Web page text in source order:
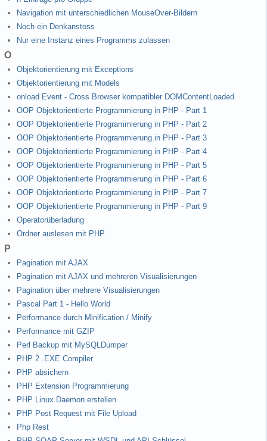
Navigation mit unterschiedlichen MouseOver-Bildern
Noch ein Denkanstoss
Nur eine Instanz eines Programms zulassen
O
Objektorientierung mit Exceptions
Objektorientierung mit Models
onload Event - Cross Browser kompatibler DOMContentLoaded
OOP Objektorientierte Programmierung in PHP - Part 1
OOP Objektorientierte Programmierung in PHP - Part 2
OOP Objektorientierte Programmierung in PHP - Part 3
OOP Objektorientierte Programmierung in PHP - Part 4
OOP Objektorientierte Programmierung in PHP - Part 5
OOP Objektorientierte Programmierung in PHP - Part 6
OOP Objektorientierte Programmierung in PHP - Part 7
OOP Objektorientierte Programmierung in PHP - Part 9
Operatorüberladung
Ordner auslesen mit PHP
P
Pagination mit AJAX
Pagination mit AJAX und mehreren Visualisierungen
Pagination über mehrere Visualisierungen
Pascal Part 1 - Hello World
Performance durch Minification / Minify
Performance mit GZIP
Perl Backup mit MySQLDumper
PHP 2 .EXE Compiler
PHP absichern
PHP Extension Programmierung
PHP Linux Daemon erstellen
PHP Post Request mit File Upload
Php Rest